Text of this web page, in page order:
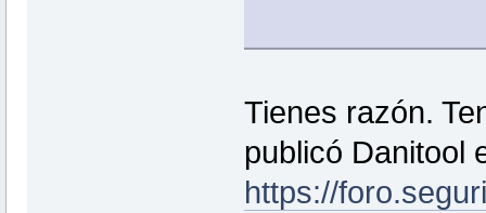
Tienes razón.
publicó Danitool
https://